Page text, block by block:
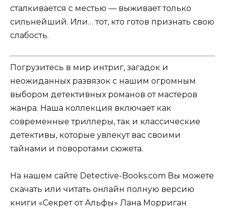
сталкивается с местью — выживает только
сильнейший. Или… тот, кто готов признать свою
слабость.
Погрузитесь в мир интриг, загадок и
неожиданных развязок с нашим огромным
выбором детективных романов от мастеров
жанра. Наша коллекция включает как
современные триллеры, так и классические
детективы, которые увлекут вас своими
тайнами и поворотами сюжета.
На нашем сайте Detective-Books.com Вы можете
скачать или читать онлайн полную версию
книги «Секрет от Альфы» Лана Морриган